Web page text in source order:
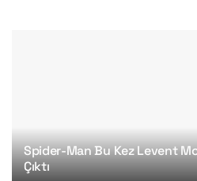
Spider-Man Bu Kez Levent
Çıktı